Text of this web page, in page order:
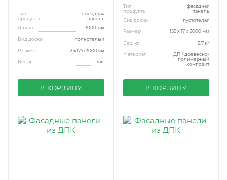
Тип
продукта
фасадная
панель
Длина
3000 мм
Вид доски полнотелый
Размер 21x174x3000мм
Вес, кг 3 кг
В КОРЗИНУ
Тип
продукта
фасадная
панель
Вид доски
пустотелая
Размер 155 х 17 х 3000 мм
Вес, кг 5,7 кг
Материал
ДПК древесно-
полимерный
композит
В КОРЗИНУ